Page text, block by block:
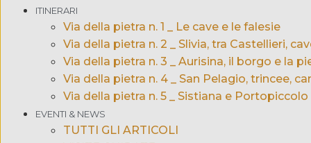
ITINERARI
Via della pietra n. 1 _ Le cave e le falesie
Via della pietra n. 2 _ Slivia, tra Castellieri,
Via della pietra n. 3 _ Aurisina, il borgo e la
Via della pietra n. 4 _ San Pelagio, trincee,
Via della pietra n. 5 _ Sistiana e Portopiccolo
EVENTI & NEWS
TUTTI GLI ARTICOLI